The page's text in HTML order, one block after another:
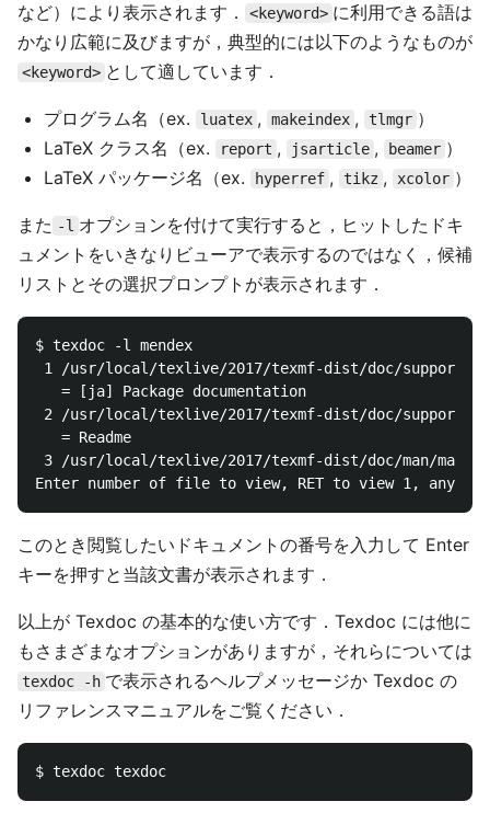
など）により表示されます．
<keyword> に利用できる語は
かなり広範に及びますが，典型的には以下のようなものが
<keyword> として適しています．
プログラム名（ex. luatex , makeindex , tlmgr ）
LaTeX クラス名（ex.
report , jsarticle , beamer ）
LaTeX パッケージ名（ex.
hyperref , tikz , xcolor ）
また -l オプションを付けて実行すると，ヒットしたドキ
ュメントをいきなりビューアで表示するのではなく，候補
リストとその選択プロンプトが表示されます．
$ texdoc -l mendex
1 /usr/local/texlive/2017/texmf-dist/doc/support/
   = [ja] Package documentation
2 /usr/local/texlive/2017/texmf-dist/doc/support/
   = Readme
3 /usr/local/texlive/2017/texmf-dist/doc/man/man1/
このとき閲覧したいドキュメントの番号を入力して Enter
キーを押すと当該文書が表示されます．
以上が Texdoc の基本的な使い方です．Texdoc には他に
もさまざまなオプションがありますが，それらについては
texdoc -h で表示されるヘルプメッセージか Texdoc の
リファレンスマニュアルをご覧ください．